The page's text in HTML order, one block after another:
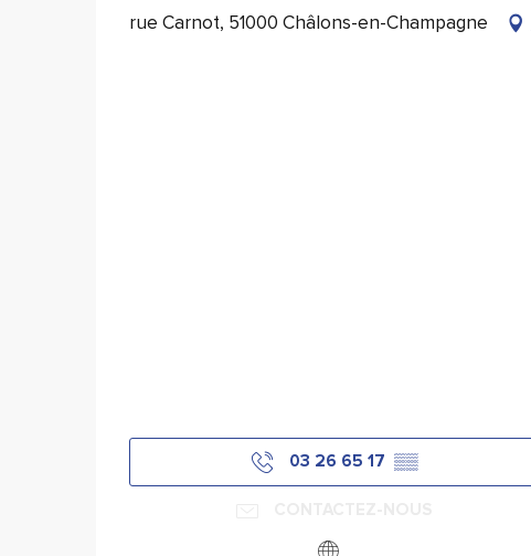
rue Carnot, 51000 Châlons-en-Champagne
03 26 65 17 ▒▒